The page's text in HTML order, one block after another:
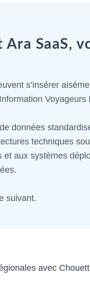
SaaS,
s’insérer
données
techniques
et aux systèmes
suivant.
avec